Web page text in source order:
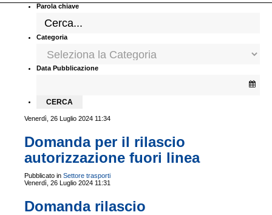
Parola chiave
Categoria
Data Pubblicazione
Venerdì, 26 Luglio 2024 11:34
Domanda per il rilascio
autorizzazione fuori linea
Pubblicato in Settore trasporti
Venerdì, 26 Luglio 2024 11:31
Domanda rilascio